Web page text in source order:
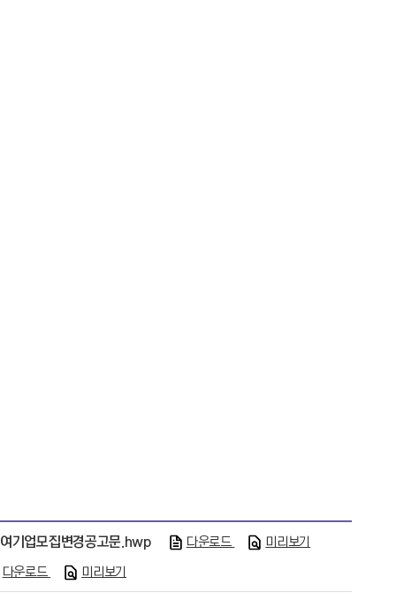
기업모집변경공고문.hwp 다운로드 미리보기
다운로드 미리보기